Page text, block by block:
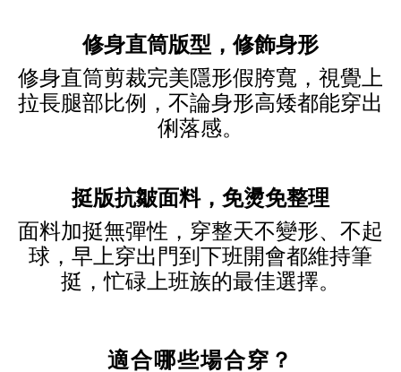
修身直筒版型，修飾身形
修身直筒剪裁完美隱形假胯寬，視覺上
拉長腿部比例，不論身形高矮都能穿出
俐落感。
挺版抗皺面料，免燙免整理
面料加挺無彈性，穿整天不變形、不起
球，早上穿出門到下班開會都維持筆
挺，忙碌上班族的最佳選擇。
適合哪些場合穿？